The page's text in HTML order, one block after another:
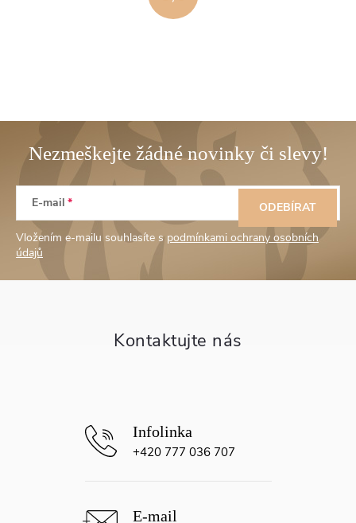
Z
p
E-mail
Vložením e-mailu souhlasíte s podmínkami ochrany osobních
údajů
ODEBÍRAT
+420 777 036 707